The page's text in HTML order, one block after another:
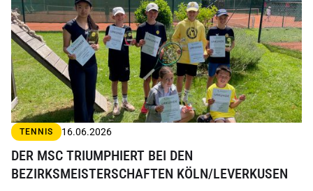
TENNIS 16.06.2026
DER MSC TRIUMPHIERT BEI DEN
BEZIRKSMEISTERSCHAFTEN KÖLN/LEVERKUSEN